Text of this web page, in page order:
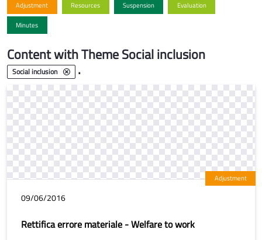
Content with Theme Social inclusion
Social inclusion .
Adjustment
09/06/2016
Rettifica errore materiale - Welfare to work
Adjustment Resources Suspension Evaluation
Minutes